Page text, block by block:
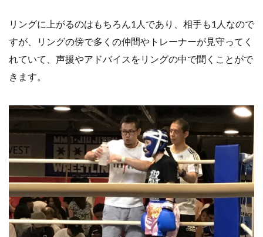
リングに上がるのはもちろん1人であり、相手も1人なので
すが、リングの傍で多くの仲間やトレーナーが見守ってく
れていて、声援やアドバイスをリングの中で聞くことがで
きます。